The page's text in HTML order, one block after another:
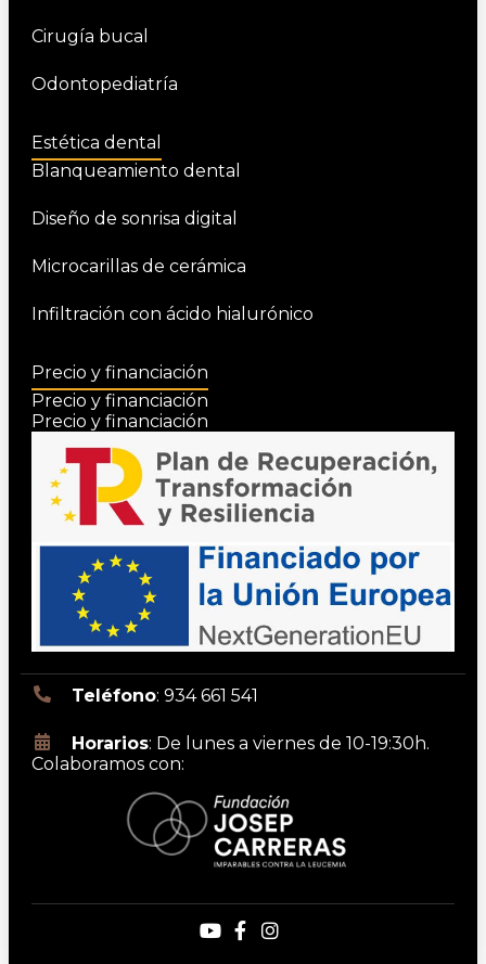
Cirugía bucal
Odontopediatría
Estética dental
Blanqueamiento dental
Diseño de sonrisa digital
Microcarillas de cerámica
Infiltración con ácido hialurónico
Precio y financiación
Precio y financiación
Precio y financiación
Teléfono: 934 661 541
Horarios: De lunes a viernes de 10-19:30h.
Colaboramos con: